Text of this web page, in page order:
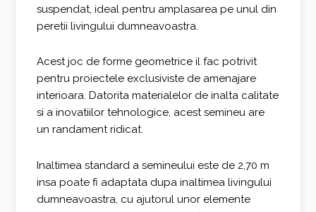
suspendat, ideal pentru amplasarea pe unul din
peretii livingului dumneavoastra.
Acest joc de forme geometrice il fac potrivit
pentru proiectele exclusiviste de amenajare
interioara. Datorita materialelor de inalta calitate
si a inovatiilor tehnologice, acest semineu are
un randament ridicat.
Inaltimea standard a semineului este de 2,70 m
insa poate fi adaptata dupa inaltimea livingului
dumneavoastra, cu ajutorul unor elemente